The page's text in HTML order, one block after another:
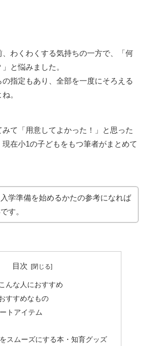
わくわくする気持ちの一方で、「何
と悩みました。
の指定もあり、全部を一度にそろえる
。
て「用意してよかった！」と思った
在小1の子どもをもつ筆者がまとめて
学準備を始めるかたの参考になれば
す。
目次
んな人におすすめ
すすめなもの
トアイテム
スムーズにする本・知育グッズ